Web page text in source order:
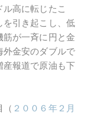
高に転じたこ
を引き起こし、低
が一斉に円と金
外金安のダブルで
産報道で原油も下
（ ２００６年２月